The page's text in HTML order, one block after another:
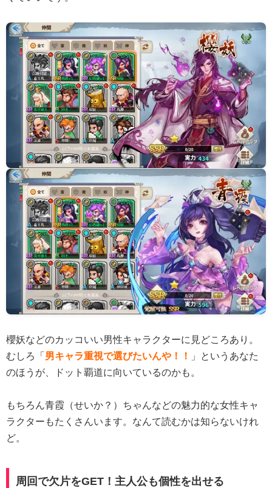
櫻妖などのカッコいい男性キャラクターに見どころあり。
むしろ「 男キャラ重視で選びたいんや！！
」というあなた
のほうが、ドット覇道に向いているのかも。
もちろん青霞（せいか？）ちゃんなどの魅力的な女性キャ
ラクターもたくさんいます。なんて読むかは知らないけれ
ど。
周回で欠片をGET！主人公も個性を出せる